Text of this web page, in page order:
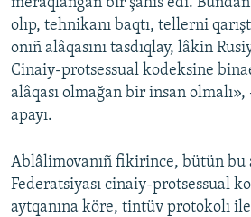
olıp, tehnikanı baqtı, tellerni
onıñ alâqasını tasdıqlay, lâkin
Cinaiy-protsessual kodeksine
alâqası olmağan bir insan olmalı»,
apayı.
Ablâlimovanıñ fikirince, bütün bu
Federatsiyası cinaiy-protsessual
aytqanına köre, tintüv protokolı